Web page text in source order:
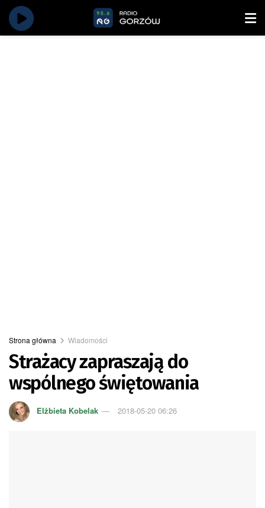
Strona główna Wiadomości
Strażacy zapraszają do
wspólnego świętowania
Elżbieta Kobelak 2018-05-20 06:26